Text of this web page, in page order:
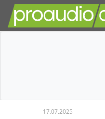
17.07.2025